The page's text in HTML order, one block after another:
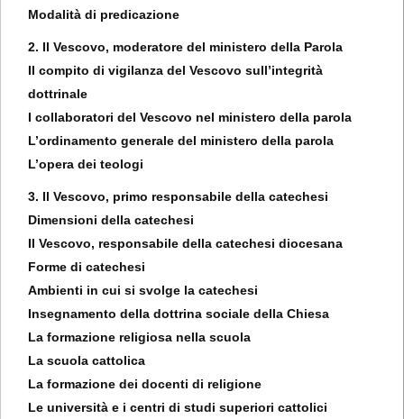
Modalità di predicazione
2. Il Vescovo, moderatore del ministero della Parola
Il compito di vigilanza del Vescovo sull’integrità
dottrinale
I collaboratori del Vescovo nel ministero della parola
L’ordinamento generale del ministero della parola
L’opera dei teologi
3. Il Vescovo, primo responsabile della catechesi
Dimensioni della catechesi
Il Vescovo, responsabile della catechesi diocesana
Forme di catechesi
Ambienti in cui si svolge la catechesi
Insegnamento della dottrina sociale della Chiesa
La formazione religiosa nella scuola
La scuola cattolica
La formazione dei docenti di religione
Le università e i centri di studi superiori cattolici